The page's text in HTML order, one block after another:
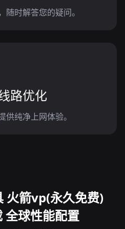
随时解答您的疑问。
路优化
供纯净上网体验。
火箭vp(永久免费)
全球性能配置